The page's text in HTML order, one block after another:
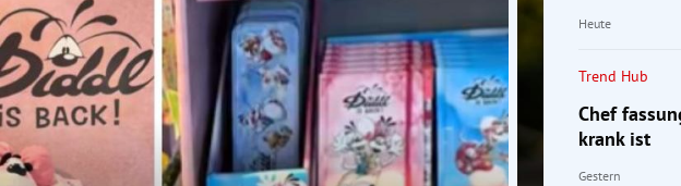
Heute
Trend Hub
Chef
krank ist
Gestern